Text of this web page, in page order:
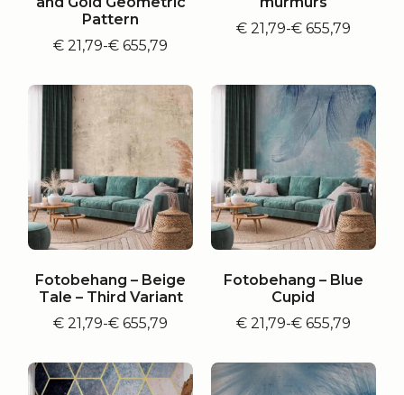
Pattern
€ 21,79-€ 655,79
Prijsklasse:
tot
€ 655,79
€21,79-€655,79
Prijsklasse:
€ 655,79
Fotobehang – Beige
Tale – Third Variant
€ 21,79-€ 655,79
Prijsklasse:
tot
€ 655,79
Fotobehang – Blue
Cupid
€21,79-€655,79
Prijsklasse:
tot
€ 655,79